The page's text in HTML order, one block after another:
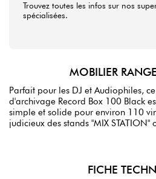
Trouvez toutes les infos sur nos
spécialisées.
MOBILIER
Parfait pour les DJ et Audiophiles,
d'archivage Record Box 100 Black
simple et solide pour environ 110
judicieux des stands "MIX STATION"
FICHE